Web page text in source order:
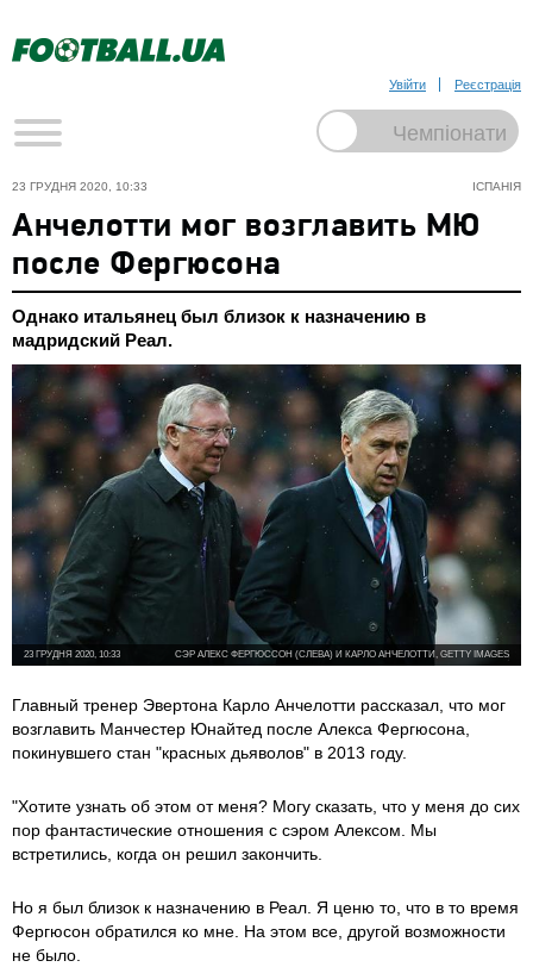
Увійти Реєстрація
ІСПАНІЯ
23 ГРУДНЯ 2020, 10:33
Анчелотти мог возглавить МЮ
после Фергюсона
Однако итальянец был близок к назначению в
мадридский Реал.
СЭР АЛЕКС ФЕРГЮССОН (СЛЕВА) И КАРЛО АНЧЕЛОТТИ, GETTY IMAGES
23 ГРУДНЯ 2020, 10:33
Главный тренер Эвертона Карло Анчелотти рассказал, что мог
возглавить Манчестер Юнайтед после Алекса Фергюсона,
покинувшего стан "красных дьяволов" в 2013 году.
"Хотите узнать об этом от меня? Могу сказать, что у меня до сих
пор фантастические отношения с сэром Алексом. Мы
встретились, когда он решил закончить.
Но я был близок к назначению в Реал. Я ценю то, что в то время
Фергюсон обратился ко мне. На этом все, другой возможности
не было.